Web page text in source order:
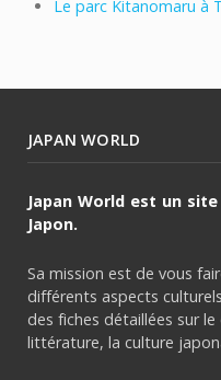
Le parc Kitanomaru à
JAPAN WORLD
Japan World est un
Japon.
Sa mission est de vous
différents aspects
des fiches détaillées sur
littérature, la culture